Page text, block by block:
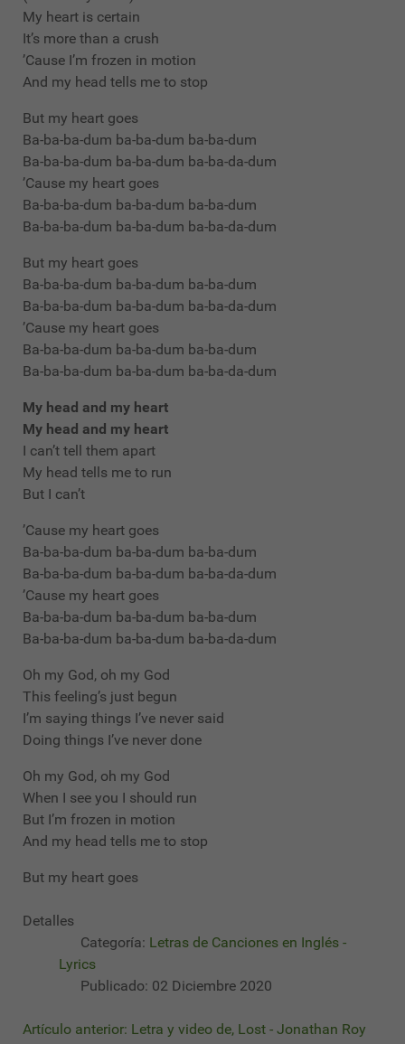
My heart is certain
It’s more than a crush
’Cause I’m frozen in motion
And my head tells me to stop
But my heart goes
Ba-ba-ba-dum ba-ba-dum ba-ba-dum
Ba-ba-ba-dum ba-ba-dum ba-ba-da-dum
’Cause my heart goes
Ba-ba-ba-dum ba-ba-dum ba-ba-dum
Ba-ba-ba-dum ba-ba-dum ba-ba-da-dum
But my heart goes
Ba-ba-ba-dum ba-ba-dum ba-ba-dum
Ba-ba-ba-dum ba-ba-dum ba-ba-da-dum
’Cause my heart goes
Ba-ba-ba-dum ba-ba-dum ba-ba-dum
Ba-ba-ba-dum ba-ba-dum ba-ba-da-dum
My head and my heart
My head and my heart
I can’t tell them apart
My head tells me to run
But I can’t
’Cause my heart goes
Ba-ba-ba-dum ba-ba-dum ba-ba-dum
Ba-ba-ba-dum ba-ba-dum ba-ba-da-dum
’Cause my heart goes
Ba-ba-ba-dum ba-ba-dum ba-ba-dum
Ba-ba-ba-dum ba-ba-dum ba-ba-da-dum
Oh my God, oh my God
This feeling’s just begun
I’m saying things I’ve never said
Doing things I’ve never done
Oh my God, oh my God
When I see you I should run
But I’m frozen in motion
And my head tells me to stop
But my heart goes
Detalles
Categoría: Letras de Canciones en Inglés -
Lyrics
Publicado: 02 Diciembre 2020
Artículo anterior: Letra y video de, Lost - Jonathan Roy